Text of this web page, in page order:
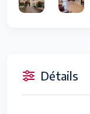
Détails